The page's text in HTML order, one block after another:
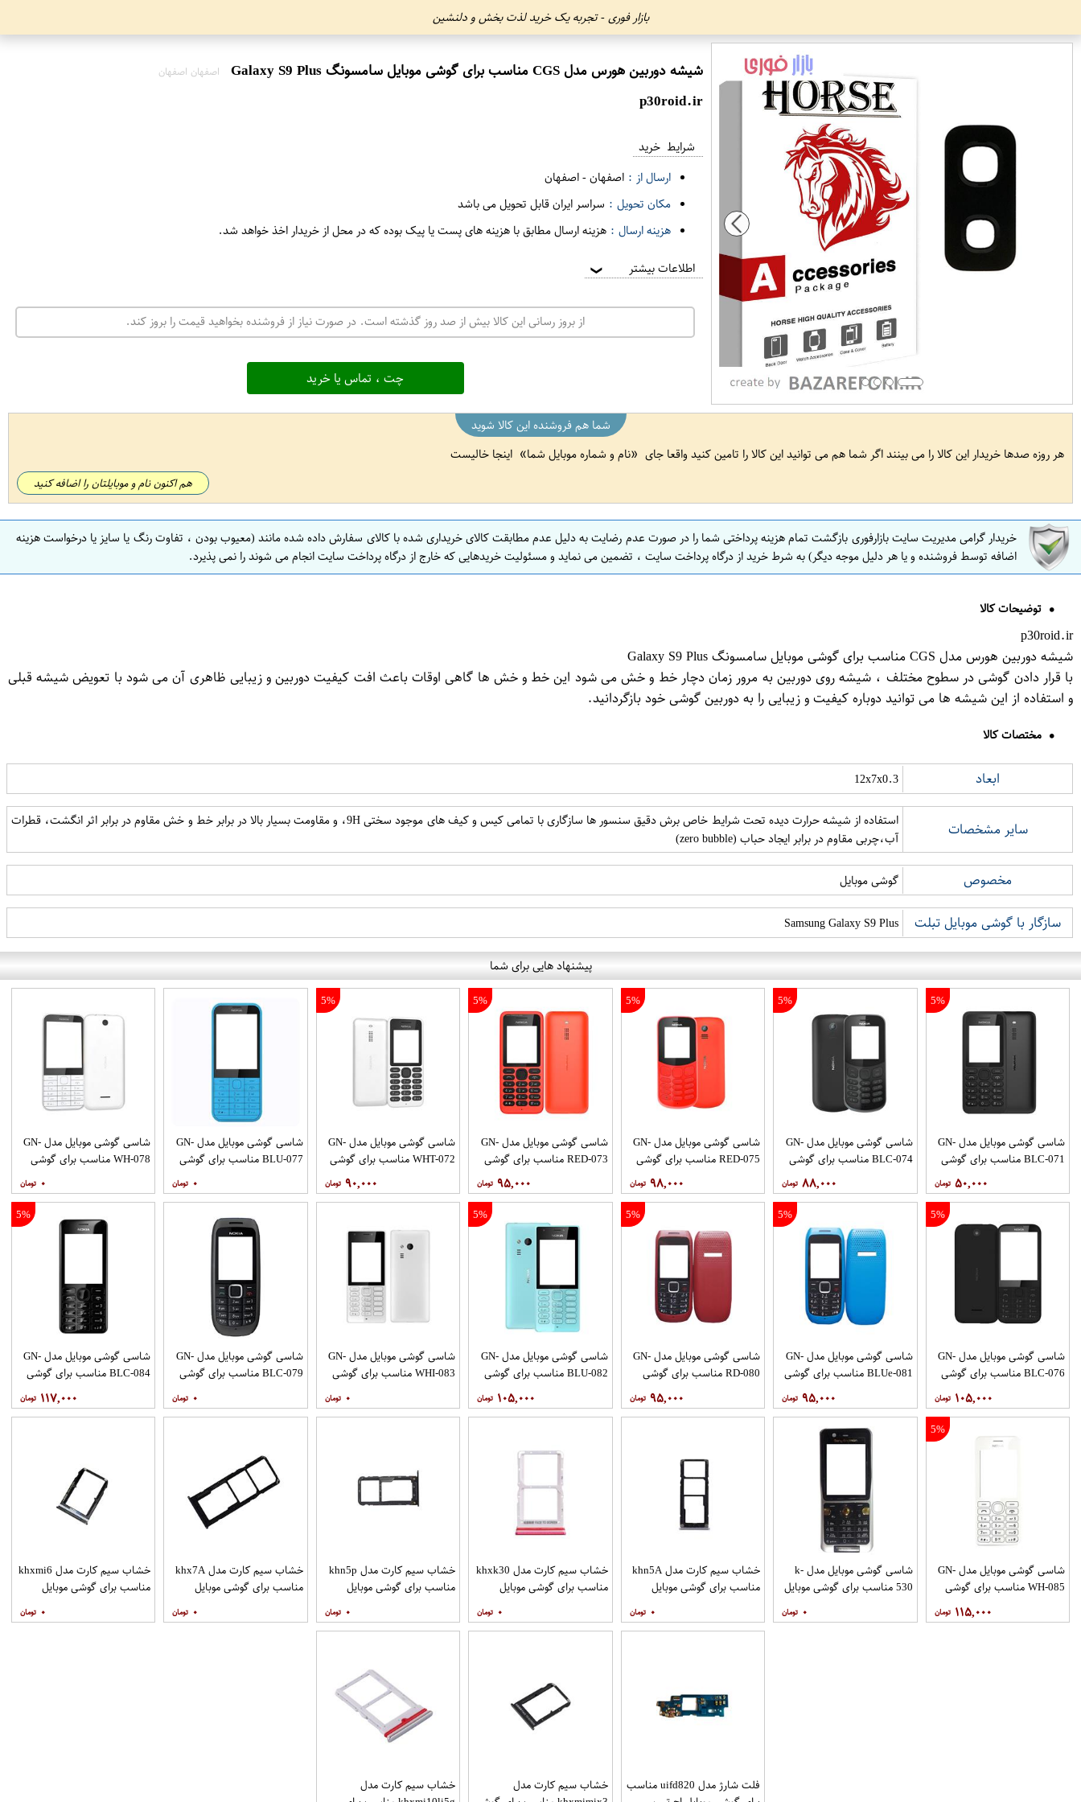
بازار فوری - تجربه یک خرید لذت بخش و دلنشین
شیشه دوربین هورس مدل CGS مناسب برای گوشی موبایل سامسونگ Galaxy S9 Plus اصفهان اصفهان
p30roid.ir
شرایط خرید
ارسال از : اصفهان-اصفهان
مکان تحویل : سراسر ایران قابل تحویل می باشد
هزینه ارسال : هزینه ارسال مطابق با هزینه های پست یا پیک بوده که در محل از خریدار اخذ خواهد شد.
اطلاعات بیشتر ❯
از بروز رسانی این کالا بیش از صد روز گذشته است. در صورت نیاز از فروشنده بخواهید قیمت را بروز کند.
چت ، تماس یا خرید
شما هم فروشنده این کالا شوید
هر روزه صدها خریدار این کالا را می بینند اگر شما هم می توانید این کالا را تامین کنید واقعا جای
نام و شماره موبایل شما اینجا خالیست
هم اکنون نام و موبایلتان را اضافه کنید
خریدار گرامی مدیریت سایت بازارفوری بازگشت تمام هزینه پرداختی شما را در صورت عدم رضایت به دلیل عدم مطابقت کالای خریداری شده با کالای سفارش داده شده مانند (معیوب بودن ، تفاوت رنگ یا سایز یا درخواست هزینه
اضافه توسط فروشنده و یا هر دلیل موجه دیگر) به شرط خرید از درگاه پرداخت سایت ، تضمین می نماید و مسئولیت خریدهایی که خارج از درگاه پرداخت سایت انجام می شوند را نمی پذیرد.
توضیحات کالا
p30roid.ir
شیشه دوربین هورس مدل CGS مناسب برای گوشی موبایل سامسونگ Galaxy S9 Plus
با قرار دادن گوشی در سطوح مختلف ، شیشه روی دوربین به مرور زمان دچار خط و خش می شود این خط و خش ها گاهی اوقات باعث افت کیفیت دوربین و زیبایی ظاهری آن می شود با تعویض شیشه قبلی
و استفاده از این شیشه ها می توانید دوباره کیفیت و زیبایی را به دوربین گوشی خود بازگردانید.
مختصات کالا
ابعاد 12x7x0.3
سایر مشخصات
استفاده از شیشه حرارت دیده تحت شرایط خاص برش دقیق سنسور ها سازگاری با تمامی کیس و کیف های موجود سختی 9H، و مقاومت بسیار بالا در برابر خط و خش مقاوم در برابر اثر انگشت، قطرات
آب،چربی مقاوم در برابر ایجاد حباب (zero bubble)
مخصوص گوشی موبایل
سازگار با گوشی موبایل تبلت Samsung Galaxy S9 Plus
پیشنهاد هایی برای شما
5%
شاسی گوشی موبایل مدل GN-
BLC-071 مناسب برای گوشی
۵۰,۰۰۰
5%
شاسی گوشی موبایل مدل GN-
BLC-074 مناسب برای گوشی
۸۸,۰۰۰
5%
شاسی گوشی موبایل مدل GN-
RED-075 مناسب برای گوشی
۹۸,۰۰۰
5%
شاسی گوشی موبایل مدل GN-
RED-073 مناسب برای گوشی
۹۵,۰۰۰
5%
شاسی گوشی موبایل مدل GN-
WHT-072 مناسب برای گوشی
۹۰,۰۰۰
شاسی گوشی موبایل مدل GN-
BLU-077 مناسب برای گوشی
۰
شاسی گوشی موبایل مدل GN-
WH-078 مناسب برای گوشی
۰
5%
شاسی گوشی موبایل مدل GN-
BLC-076 مناسب برای گوشی
۱۰۵,۰۰۰
5%
شاسی گوشی موبایل مدل GN-
BLUe-081 مناسب برای گوشی
۹۵,۰۰۰
5%
شاسی گوشی موبایل مدل GN-
RD-080 مناسب برای گوشی
۹۵,۰۰۰
5%
شاسی گوشی موبایل مدل GN-
BLU-082 مناسب برای گوشی
۱۰۵,۰۰۰
شاسی گوشی موبایل مدل GN-
WHI-083 مناسب برای گوشی
۰
شاسی گوشی موبایل مدل GN-
BLC-079 مناسب برای گوشی
۰
5%
شاسی گوشی موبایل مدل GN-
BLC-084 مناسب برای گوشی
۱۱۷,۰۰۰
5%
شاسی گوشی موبایل مدل GN-
WH-085 مناسب برای گوشی
۱۱۵,۰۰۰
شاسی گوشی موبایل مدل k-
530 مناسب برای گوشی موبایل
۰
خشاب سیم کارت مدل khn5A
مناسب برای گوشی موبایل
۰
خشاب سیم کارت مدل khxk30
مناسب برای گوشی موبایل
۰
خشاب سیم کارت مدل khn5p
مناسب برای گوشی موبایل
۰
خشاب سیم کارت مدل khx7A
مناسب برای گوشی موبایل
۰
خشاب سیم کارت مدل khxmi6
مناسب برای گوشی موبایل
۰
فلت شارژ مدل uifd820 مناسب
خشاب سیم کارت مدل
خشاب سیم کارت مدل